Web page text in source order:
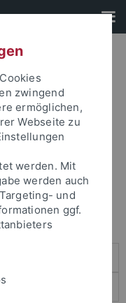
Passwort an um sich
zwingend
ermöglichen,
Webseite zu
werden. Mit
werden auch
und
ggf.